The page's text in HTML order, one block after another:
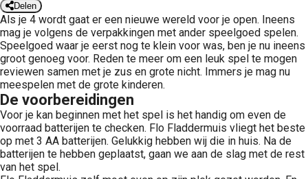
Delen
Als je 4 wordt gaat er een nieuwe wereld voor je open. Ineens
mag je volgens de verpakkingen met ander speelgoed spelen.
Speelgoed waar je eerst nog te klein voor was, ben je nu ineens
groot genoeg voor. Reden te meer om een leuk spel te mogen
reviewen samen met je zus en grote nicht. Immers je mag nu
meespelen met de grote kinderen.
De voorbereidingen
Voor je kan beginnen met het spel is het handig om even de
voorraad batterijen te checken. Flo Fladdermuis vliegt het beste
op met 3 AA batterijen. Gelukkig hebben wij die in huis. Na de
batterijen te hebben geplaatst, gaan we aan de slag met de rest
van het spel.